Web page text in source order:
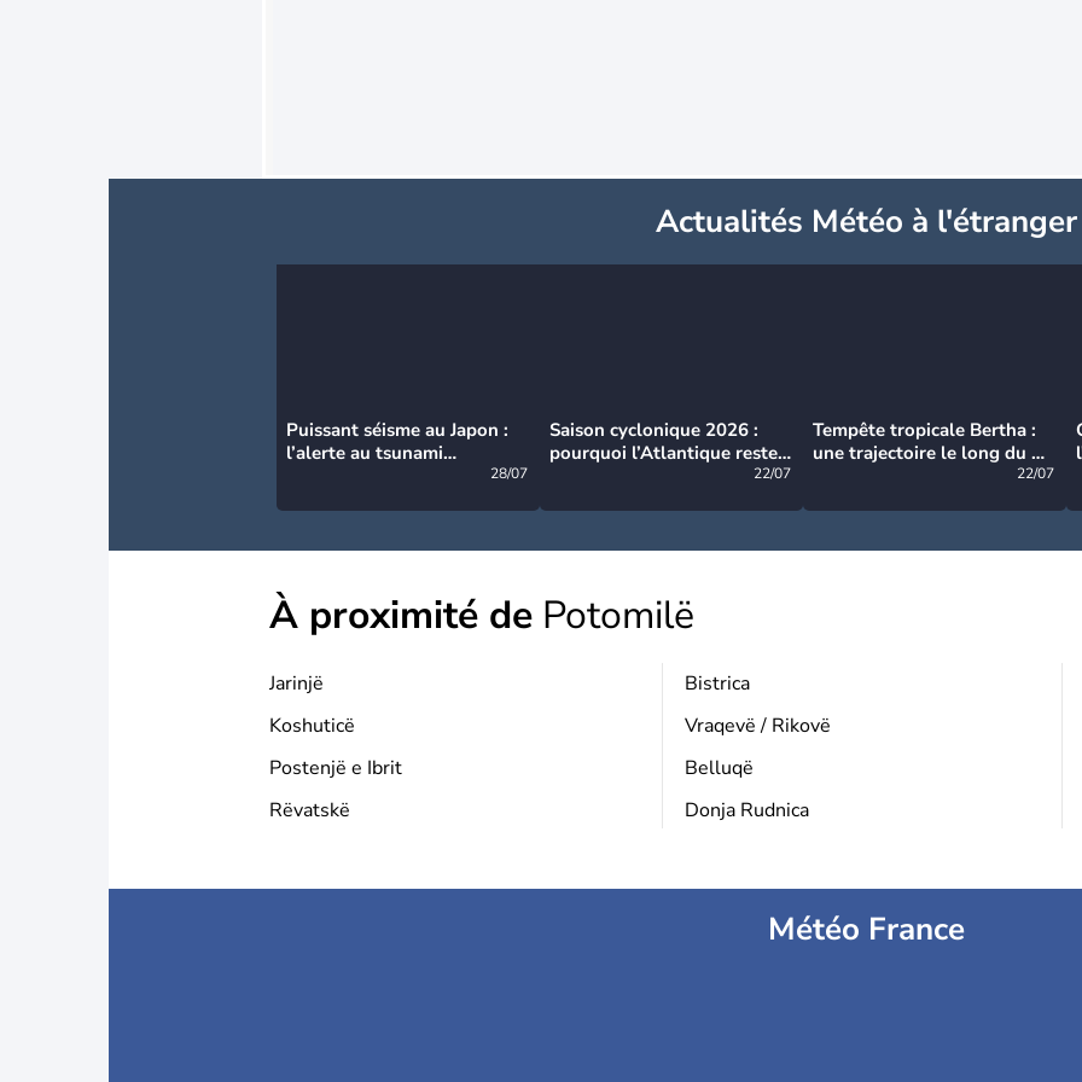
Actualités Météo à l'étranger
Puissant séisme au Japon :
l’alerte au tsunami
28/07
Saison cyclonique 2026 :
pourquoi l’Atlantique reste
22/07
Tempête tropicale Bertha :
une trajectoire le long du du
22/07
À proximité de Potomilë
Jarinjë
Koshuticë
Postenjë e Ibrit
Rëvatskë
Bistrica
Vraqevë / Rikovë
Belluqë
Donja Rudnica
Météo France